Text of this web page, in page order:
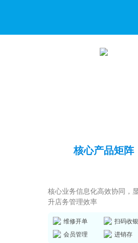
核心产品矩阵
核心业务信息化高效协同，
升店务管理效率
维修开单
扫码收银
会员管理
进销存